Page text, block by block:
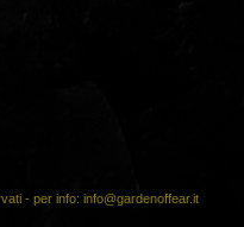
- per info: info@gardenoffear.it